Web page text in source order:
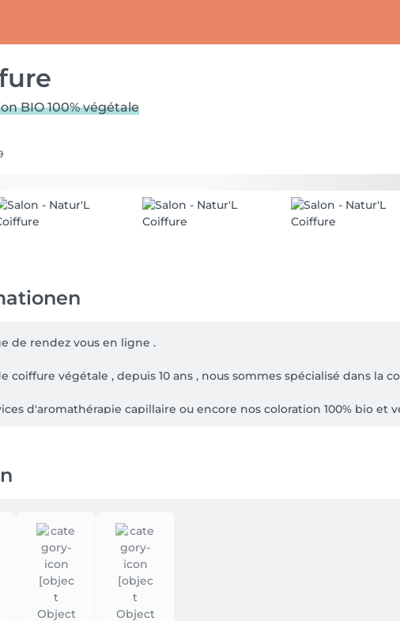
BIO 100% végétale
de rendez vous en ligne .
coiffure végétale , depuis 10 ans , nous sommes spécialisé dans la
d'aromathérapie capillaire ou encore nos coloration 100% bio et
clients :
pour confirmer et garantir votre rendez-vous en ligne. Des
à effectuer sur place à la fin de votre rendez-vous